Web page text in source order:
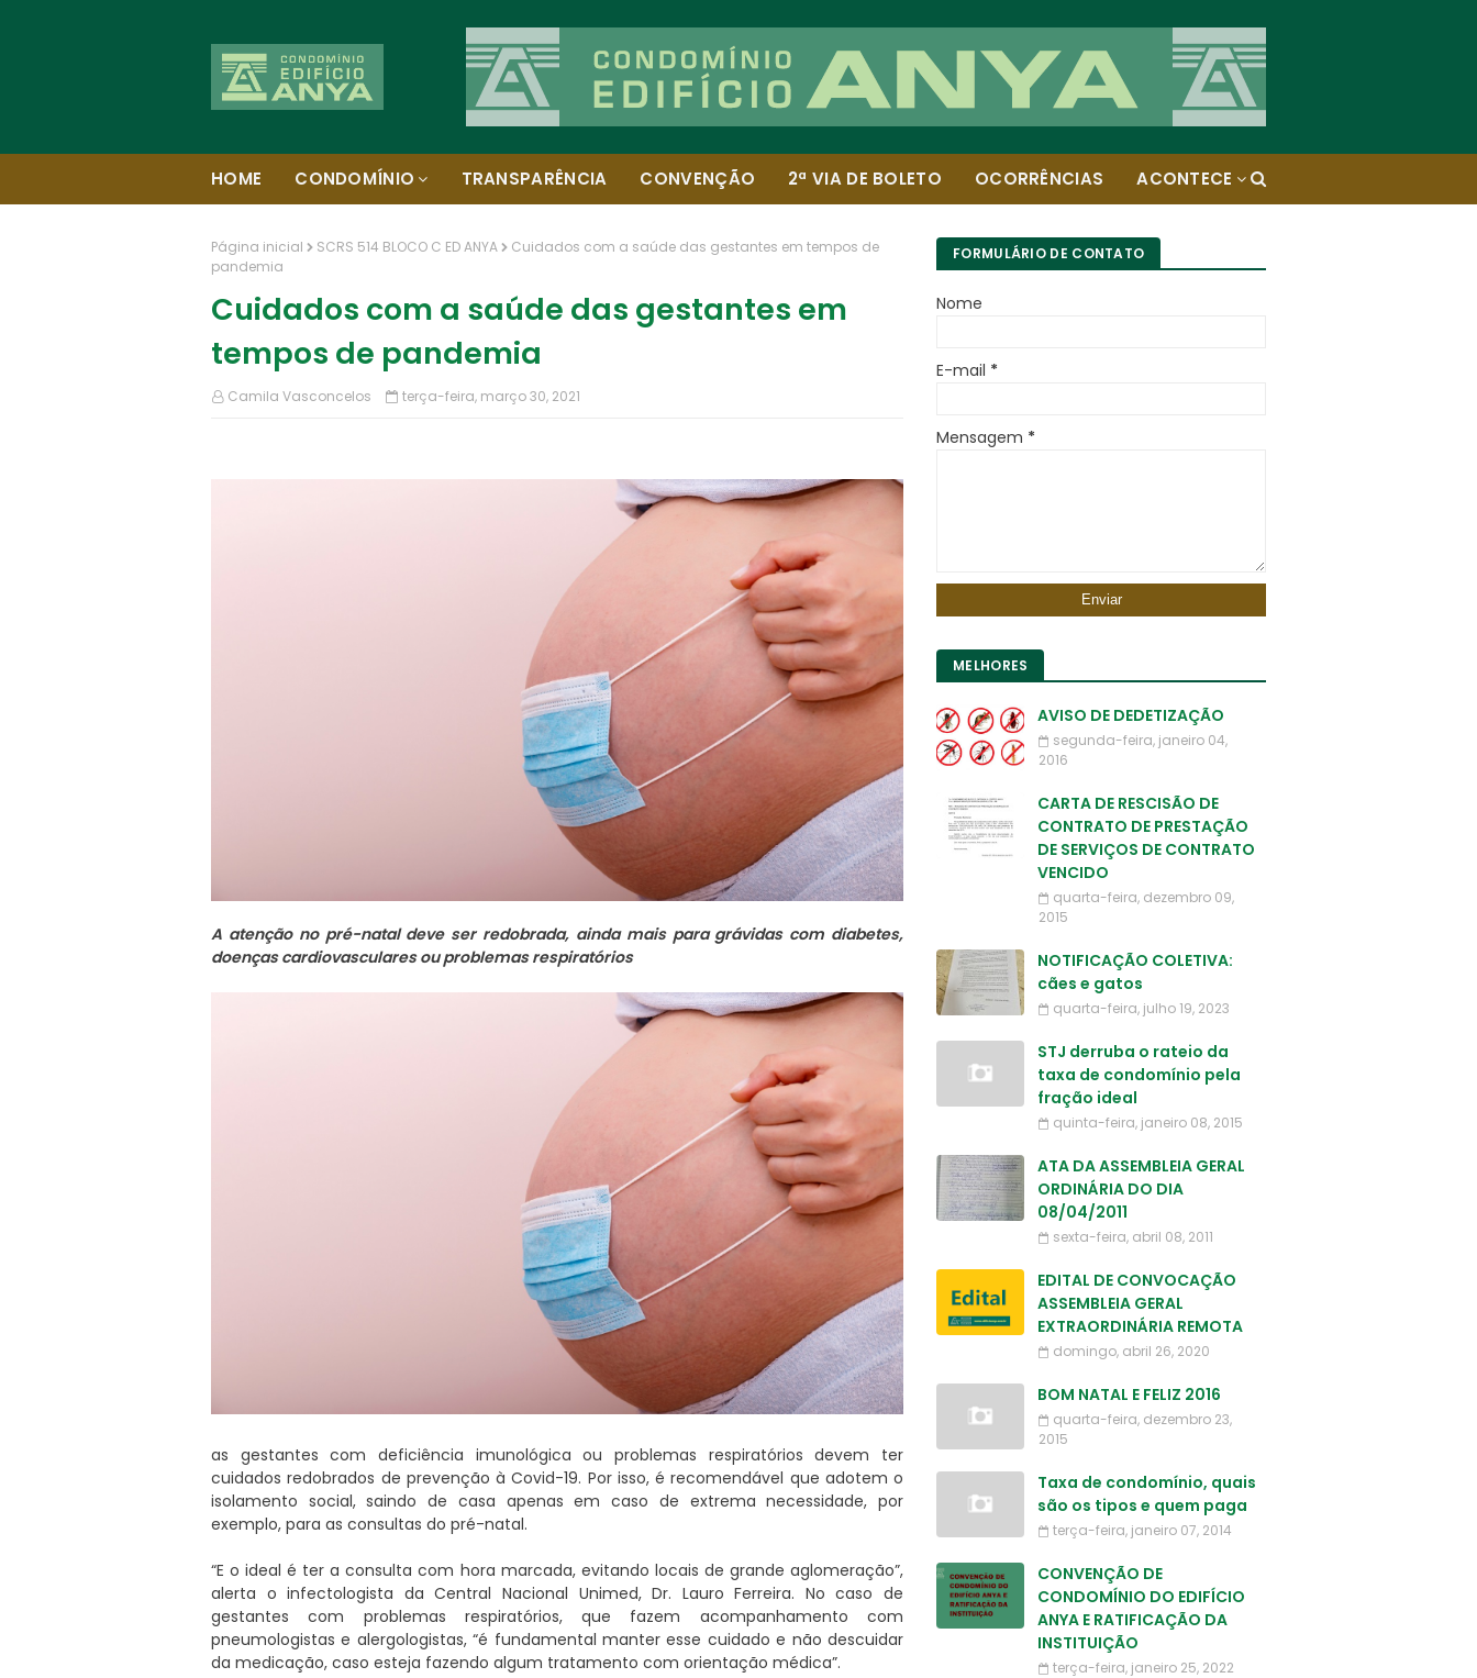
HOME CONDOMÍNIO TRANSPARÊNCIA CONVENÇÃO 2ª VIA DE BOLETO OCORRÊNCIAS ACONTECE
Página inicial SCRS 514 BLOCO C ED ANYA
Cuidados com a saúde das gestantes em tempos de
pandemia
Cuidados com a saúde das gestantes em
tempos de pandemia
Camila Vasconcelos terça-feira, março 30, 2021
A atenção no pré-natal deve ser redobrada, ainda mais para grávidas com diabetes,
doenças cardiovasculares ou problemas respiratórios
as gestantes com deficiência imunológica ou problemas respiratórios devem ter
cuidados redobrados de prevenção à Covid-19. Por isso, é recomendável que adotem o
isolamento social, saindo de casa apenas em caso de extrema necessidade, por
exemplo, para as consultas do pré-natal.
“E o ideal é ter a consulta com hora marcada, evitando locais de grande aglomeração”,
alerta o infectologista da Central Nacional Unimed, Dr. Lauro Ferreira. No caso de
gestantes com problemas respiratórios, que fazem acompanhamento com
pneumologistas e alergologistas, “é fundamental manter esse cuidado e não descuidar
da medicação, caso esteja fazendo algum tratamento com orientação médica”.
FORMULÁRIO DE CONTATO
Nome
E-mail *
Mensagem *
MELHORES
AVISO DE DEDETIZAÇÃO
segunda-feira, janeiro 04,
2016
CARTA DE RESCISÃO DE
CONTRATO DE PRESTAÇÃO
DE SERVIÇOS DE CONTRATO
VENCIDO
quarta-feira, dezembro 09,
2015
NOTIFICAÇÃO COLETIVA:
cães e gatos
quarta-feira, julho 19, 2023
STJ derruba o rateio da
taxa de condomínio pela
fração ideal
quinta-feira, janeiro 08, 2015
ATA DA ASSEMBLEIA GERAL
ORDINÁRIA DO DIA
08/04/2011
sexta-feira, abril 08, 2011
EDITAL DE CONVOCAÇÃO
ASSEMBLEIA GERAL
EXTRAORDINÁRIA REMOTA
domingo, abril 26, 2020
BOM NATAL E FELIZ 2016
quarta-feira, dezembro 23,
2015
Taxa de condomínio, quais
são os tipos e quem paga
terça-feira, janeiro 07, 2014
CONVENÇÃO DE
CONDOMÍNIO DO EDIFÍCIO
ANYA E RATIFICAÇÃO DA
INSTITUIÇÃO
terça-feira, janeiro 25, 2022